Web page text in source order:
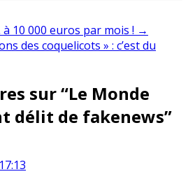
10 000 euros par mois ! →
des coquelicots » : c’est du
sur “Le Monde
délit de fakenews”